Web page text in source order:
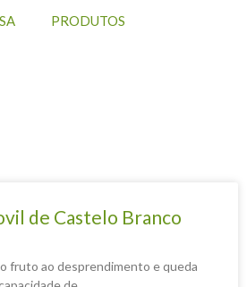
PRODUTOS
de Castelo Branco
fruto ao desprendimento e queda